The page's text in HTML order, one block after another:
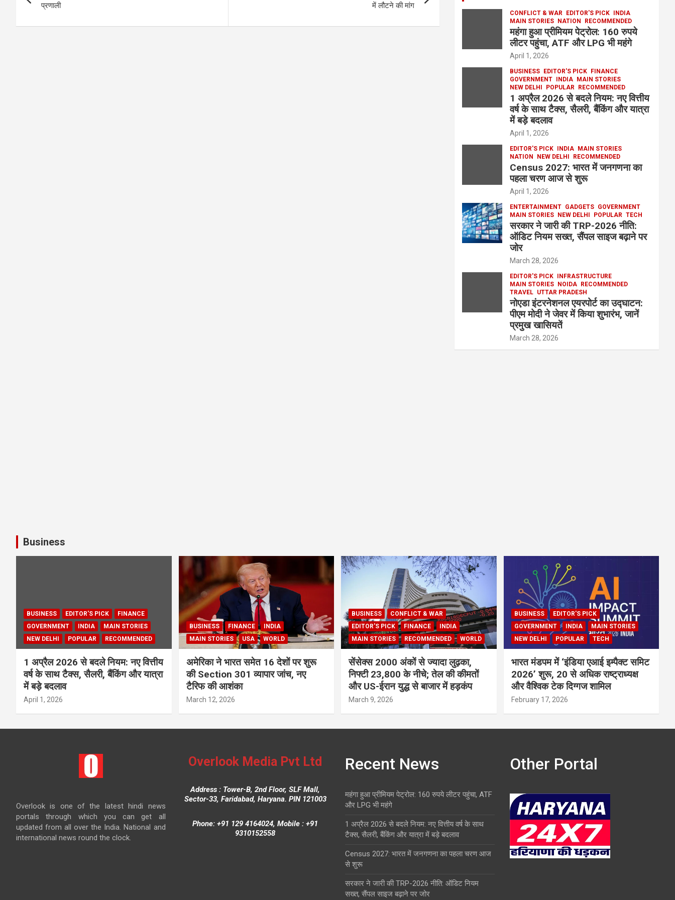
navigation
प्रणाली
में लौटने की मांग
CONFLICT & WAR EDITOR'S PICK INDIA
MAIN STORIES NATION RECOMMENDED
महंगा हुआ प्रीमियम पेट्रोल: 160 रुपये
लीटर पहुंचा, ATF और LPG भी महंगे
April 1, 2026
BUSINESS EDITOR'S PICK FINANCE
GOVERNMENT INDIA MAIN STORIES
NEW DELHI
POPULAR RECOMMENDED
1 अप्रैल 2026 से बदले नियम: नए वित्तीय
वर्ष के साथ टैक्स, सैलरी, बैंकिंग और यात्रा
में बड़े बदलाव
April 1, 2026
EDITOR'S PICK INDIA MAIN STORIES
NATION
NEW DELHI RECOMMENDED
Census 2027: भारत में जनगणना का
पहला चरण आज से शुरू
April 1, 2026
ENTERTAINMENT GADGETS GOVERNMENT
MAIN STORIES NEW DELHI POPULAR TECH
सरकार ने जारी की TRP-2026 नीति:
ऑडिट नियम सख्त, सैंपल साइज बढ़ाने पर
जोर
March 28, 2026
EDITOR'S PICK INFRASTRUCTURE
MAIN STORIES NOIDA RECOMMENDED
TRAVEL UTTAR PRADESH
नोएडा इंटरनेशनल एयरपोर्ट का उद्घाटन:
पीएम मोदी ने जेवर में किया शुभारंभ, जानें
प्रमुख खासियतें
March 28, 2026
Business
BUSINESS EDITOR'S PICK
FINANCE
GOVERNMENT
INDIA
MAIN STORIES
NEW DELHI
POPULAR RECOMMENDED
1 अप्रैल 2026 से बदले नियम: नए वित्तीय
वर्ष के साथ टैक्स, सैलरी, बैंकिंग और यात्रा
में बड़े बदलाव
April 1, 2026
BUSINESS FINANCE
INDIA
MAIN STORIES
USA WORLD
अमेरिका ने भारत समेत 16 देशों पर शुरू
की Section 301 व्यापार जांच, नए
टैरिफ की आशंका
March 12, 2026
BUSINESS
CONFLICT & WAR
EDITOR'S PICK
FINANCE
INDIA
MAIN STORIES
RECOMMENDED WORLD
सेंसेक्स 2000 अंकों से ज्यादा लुढ़का,
निफ्टी 23,800 के नीचे; तेल की कीमतों
और US-ईरान युद्ध से बाजार में हड़कंप
March 9, 2026
BUSINESS
EDITOR'S PICK
GOVERNMENT
INDIA
MAIN STORIES
NEW DELHI
POPULAR TECH
भारत मंडपम में ‘इंडिया एआई इम्पैक्ट समिट
2026’ शुरू, 20 से अधिक राष्ट्राध्यक्ष
और वैश्विक टेक दिग्गज शामिल
February 17, 2026
Overlook is one of the latest hindi news
portals through which you can get all
updated from all over the India. National and
international news round the clock.
Overlook Media Pvt Ltd
Address : Tower-B, 2nd Floor, SLF Mall,
Sector-33, Faridabad, Haryana. PIN 121003
Phone: +91 129 4164024, Mobile : +91
9310152558
Recent News
महंगा हुआ प्रीमियम पेट्रोल: 160 रुपये लीटर पहुंचा, ATF
और LPG भी महंगे
1 अप्रैल 2026 से बदले नियम: नए वित्तीय वर्ष के साथ
टैक्स, सैलरी, बैंकिंग और यात्रा में बड़े बदलाव
Census 2027: भारत में जनगणना का पहला चरण आज
से शुरू
सरकार ने जारी की TRP-2026 नीति: ऑडिट नियम
सख्त, सैंपल साइज बढ़ाने पर जोर
Other Portal